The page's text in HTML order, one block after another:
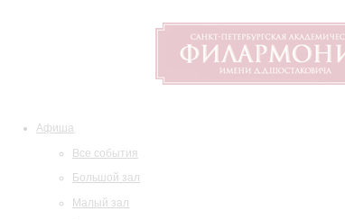
Афиша
Все события
Большой зал
Малый зал